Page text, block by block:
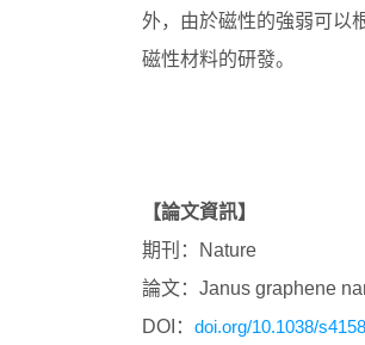
外，由於磁性的強弱可以
磁性材料的研發。
【論文資訊】
期刊：Nature
論文：Janus graphene
DOI： doi.org/10.1038/